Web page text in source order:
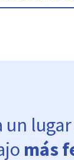
un
más